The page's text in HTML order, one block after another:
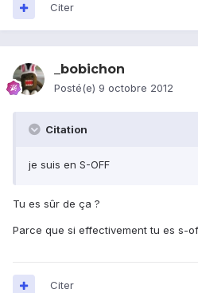
Citer
_bobichon
Posté(e) 9 octobre 2012
Citation
je suis en S-OFF
Tu es sûr de ça ?
Parce que si effectivement tu es s-
Citer